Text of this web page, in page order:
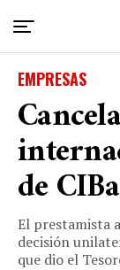
EMPRESAS
de
El prestamista
decisión
que dio el